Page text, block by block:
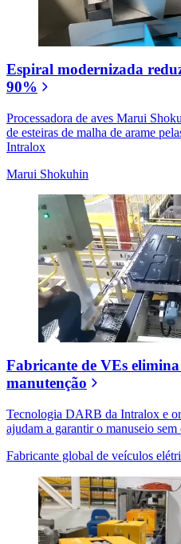
Espiral modernizada
90%
Processadora de aves Marui
de esteiras de malha de arame
Intralox
Marui Shokuhin
Fabricante de VEs
manutenção
Tecnologia DARB da Intralox e
ajudam a garantir o manuseio sem
Fabricante global de veículos